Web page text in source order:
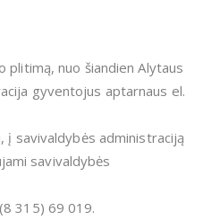
plitimą, nuo šiandien Alytaus
gyventojus aptarnaus el.
į savivaldybės administraciją
savivaldybės
315) 69 019.